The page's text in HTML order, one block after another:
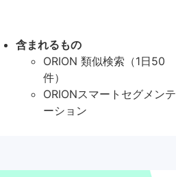
含まれるもの
ORION 類似検索（1日50
件）
ORIONスマートセグメンテ
ーション